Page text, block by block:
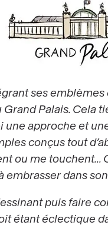
ses
Palais. Cela
une approche et
conçus tout
ou me touchent...
dans
puis faire
étant éclectique